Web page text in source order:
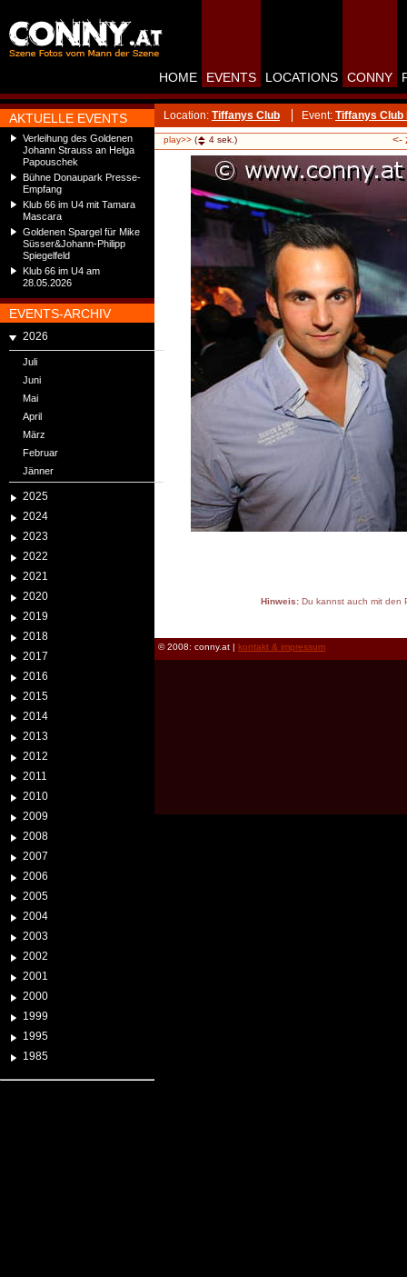
AKTUELLE EVENTS
Verleihung des Goldenen
Johann Strauss an Helga
Papouschek
Bühne Donaupark Presse-
Empfang
Klub 66 im U4 mit Tamara
Mascara
Goldenen Spargel für Mike
Süsser&Johann-Philipp
Spiegelfeld
Klub 66 im U4 am
28.05.2026
EVENTS-ARCHIV
2026
Juli
Juni
Mai
April
März
Februar
Jänner
2025
2024
2023
2022
2021
2020
2019
2018
2017
2016
2015
2014
2013
2012
2011
2010
2009
2008
2007
2006
2005
2004
2003
2002
2001
2000
1999
1995
1985
HOME EVENTS LOCATIONS CONNY
Location: Tiffanys Club Event: Tiffanys Club
play>> ( 4 sek.) <-
Hinweis:Du kannst auch mit den
© 2008: conny.at | kontakt & impressum